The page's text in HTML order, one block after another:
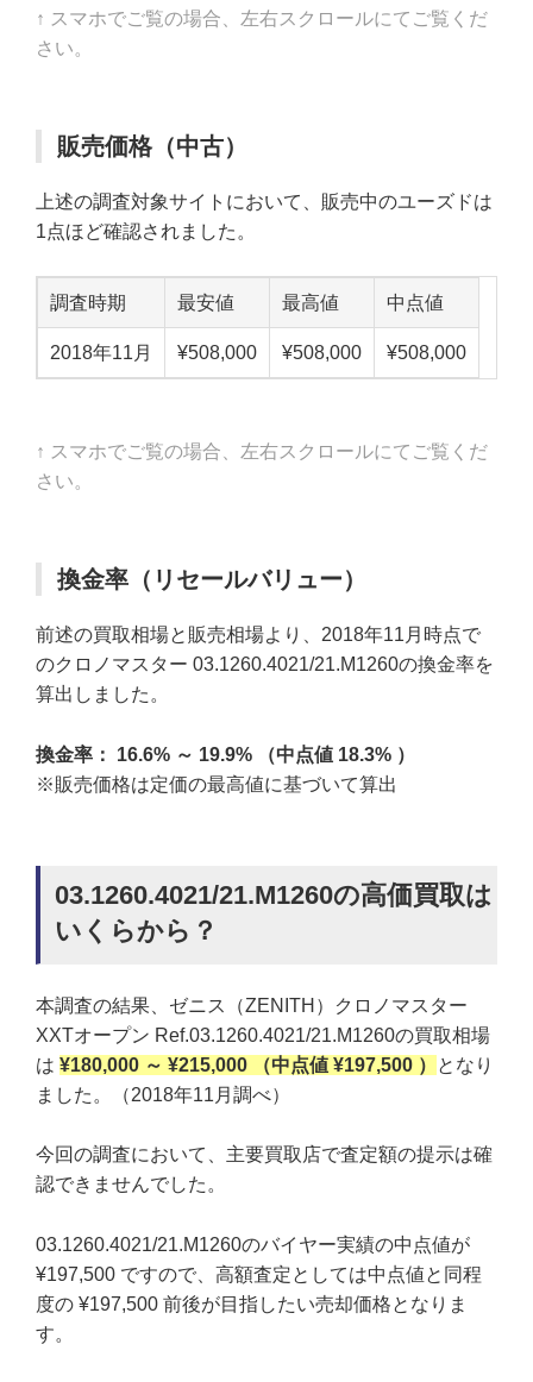
↑ スマホでご覧の場合、左右スクロールにてご覧くだ
さい。
販売価格（中古）
上述の調査対象サイトにおいて、販売中のユーズドは
1点ほど確認されました。
調査時期 最安値 最高値 中点値
2018年11月 ¥508,000 ¥508,000 ¥508,000
↑ スマホでご覧の場合、左右スクロールにてご覧くだ
さい。
換金率（リセールバリュー）
前述の買取相場と販売相場より、2018年11月時点で
のクロノマスター 03.1260.4021/21.M1260の換金率を
算出しました。
換金率： 16.6% ～ 19.9% （中点値 18.3% ）
※販売価格は定価の最高値に基づいて算出
03.1260.4021/21.M1260の高価買取は
いくらから？
本調査の結果、ゼニス（ZENITH）クロノマスター
XXTオープン Ref.03.1260.4021/21.M1260の買取相場
は ¥180,000 ～ ¥215,000 （中点値 ¥197,500 ）
となり
ました。（2018年11月調べ）
今回の調査において、主要買取店で査定額の提示は確
認できませんでした。
03.1260.4021/21.M1260のバイヤー実績の中点値が
¥197,500 ですので、高額査定としては中点値と同程
度の ¥197,500 前後が目指したい売却価格となりま
す。